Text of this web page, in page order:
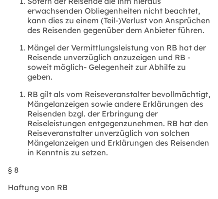
erwachsenden Obliegenheiten nicht beachtet,
kann dies zu einem (Teil-)Verlust von Ansprüchen
des Reisenden gegenüber dem Anbieter führen.
Mängel der Vermittlungsleistung von RB hat der
Reisende unverzüglich anzuzeigen und RB -
soweit möglich- Gelegenheit zur Abhilfe zu
geben.
RB gilt als vom Reiseveranstalter bevollmächtigt,
Mängelanzeigen sowie andere Erklärungen des
Reisenden bzgl. der Erbringung der
Reiseleistungen entgegenzunehmen. RB hat den
Reiseveranstalter unverzüglich von solchen
Mängelanzeigen und Erklärungen des Reisenden
in Kenntnis zu setzen.
§ 8
Haftung von RB